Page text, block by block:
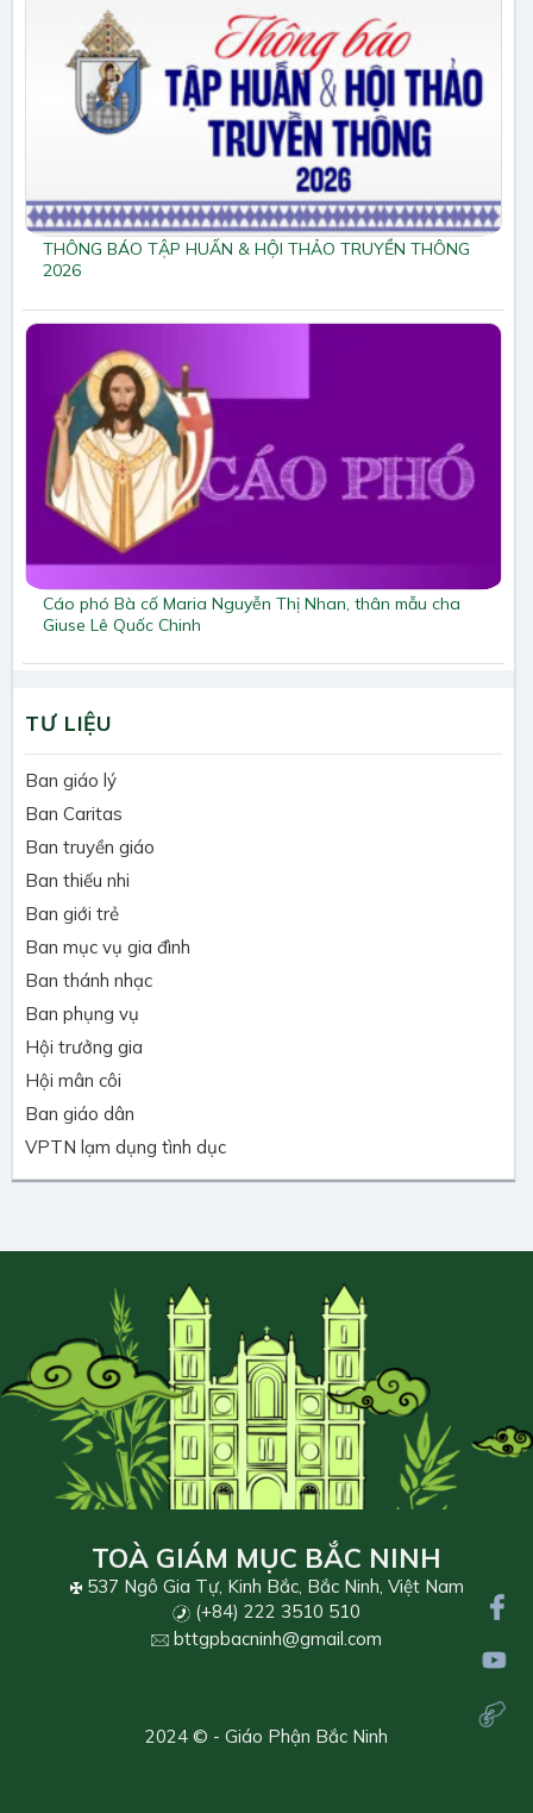
THÔNG BÁO TẬP HUẤN & HỘI THẢO TRUYỀN THÔNG
2026
Cáo phó Bà cố Maria Nguyễn Thị Nhan, thân mẫu cha
Giuse Lê Quốc Chinh
TƯ LIỆU
Ban giáo lý
Ban Caritas
Ban truyền giáo
Ban thiếu nhi
Ban giới trẻ
Ban mục vụ gia đình
Ban thánh nhạc
Ban phụng vụ
Hội trưởng gia
Hội mân côi
Ban giáo dân
VPTN lạm dụng tình dục
TOÀ GIÁM MỤC BẮC NINH
537 Ngô Gia Tự, Kinh Bắc, Bắc Ninh, Việt Nam
(+84) 222 3510 510
bttgpbacninh@gmail.com
2024 © - Giáo Phận Bắc Ninh